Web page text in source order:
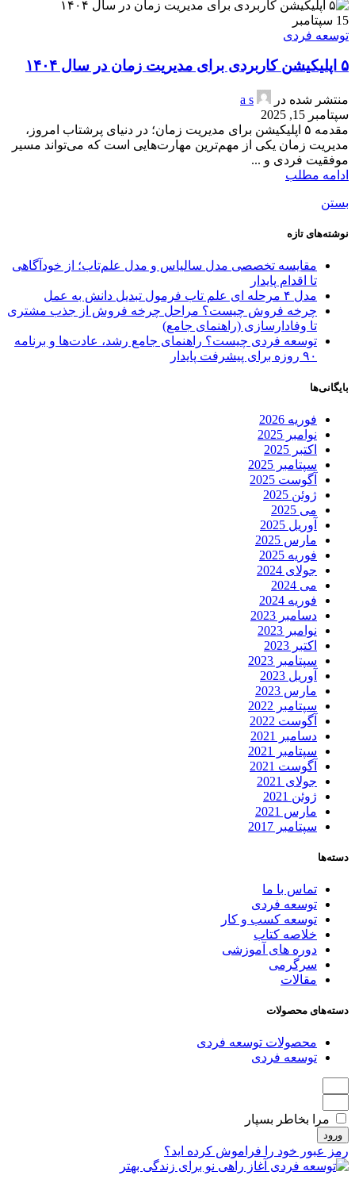
15 سپتامبر
توسعه فردی
۵ اپلیکیشن کاربردی برای مدیریت زمان در سال ۱۴۰۴
منتشر شده در
a s
سپتامبر 15, 2025
مقدمه ۵ اپلیکیشن برای مدیریت زمان؛ در دنیای پرشتاب امروز،
مدیریت زمان یکی از مهم‌ترین مهارت‌هایی است که می‌تواند مسیر
موفقیت فردی و ...
ادامه مطلب
بستن
نوشته‌های تازه
مقایسه تخصصی مدل سالیاس و مدل علم‌تاب؛ از خودآگاهی
تا اقدام پایدار
مدل ۴ مرحله ای علم تاب فرمول تبدیل دانش به عمل
چرخه فروش چیست؟ مراحل چرخه فروش از جذب مشتری
تا وفادارسازی (راهنمای جامع)
توسعه فردی چیست؟ راهنمای جامع رشد، عادت‌ها و برنامه
۹۰ روزه برای پیشرفت پایدار
بایگانی‌ها
فوریه 2026
نوامبر 2025
اکتبر 2025
سپتامبر 2025
آگوست 2025
ژوئن 2025
می 2025
آوریل 2025
مارس 2025
فوریه 2025
جولای 2024
می 2024
فوریه 2024
دسامبر 2023
نوامبر 2023
اکتبر 2023
سپتامبر 2023
آوریل 2023
مارس 2023
سپتامبر 2022
آگوست 2022
دسامبر 2021
سپتامبر 2021
آگوست 2021
جولای 2021
ژوئن 2021
مارس 2021
سپتامبر 2017
دسته‌ها
تماس با ما
توسعه فردی
توسعه کسب و کار
خلاصه کتاب
دوره های آموزشی
سرگرمی
مقالات
دسته‌های محصولات
محصولات توسعه فردی
توسعه فردی
مرا بخاطر بسپار
ورود
رمز عبور خود را فراموش کرده اید؟